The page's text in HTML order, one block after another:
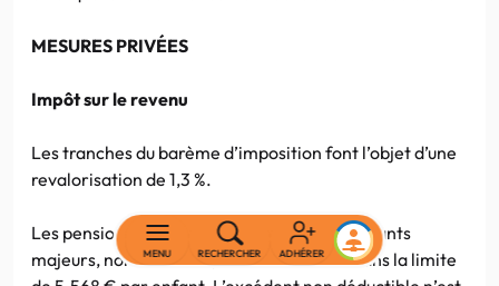
MESURES PRIVÉES
Impôt sur le revenu
Les tranches du barème d’imposition font l’objet d’une
revalorisation de 1,3 %.
Les pensions alimentaires versées à des enfants
majeurs, non rattachés, sont déductibles dans la limite
MENU RECHERCHER ADHÉRER